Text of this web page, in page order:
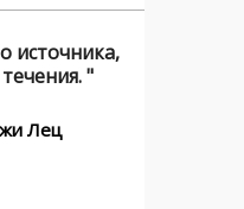
источника,
"
Лец